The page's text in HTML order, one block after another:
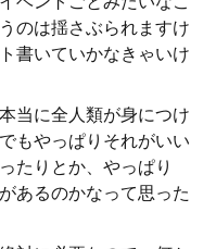
のは揺さぶられますけ
書いていかなきゃいけ
当に全人類が身につけ
もやっぱりそれがいい
たりとか、やっぱり
あるのかなって思った